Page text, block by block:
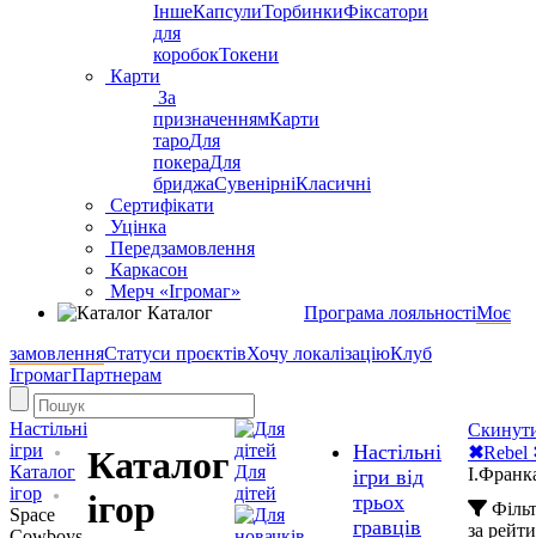
ІншеКапсулиТорбинкиФіксатори
для
коробокТокени
Карти
За
призначеннямКарти
тароДля
покераДля
бриджаСувенірніКласичні
Сертифікати
Уцінка
Передзамовлення
Каркасон
Мерч «Ігромаг»
Каталог
Програма лояльностіМоє
замовленняСтатуси проєктівХочу локалізаціюКлуб
ІгромагПартнерам
Настільні
ігри
Каталог
ігор
Space
Каталог
ігор
Для
дітей
Настільні
ігри від
трьох
гравців
✖Rebel
за